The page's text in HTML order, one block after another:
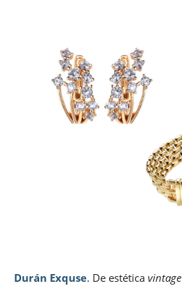
Durán Exquse. De estética vintage